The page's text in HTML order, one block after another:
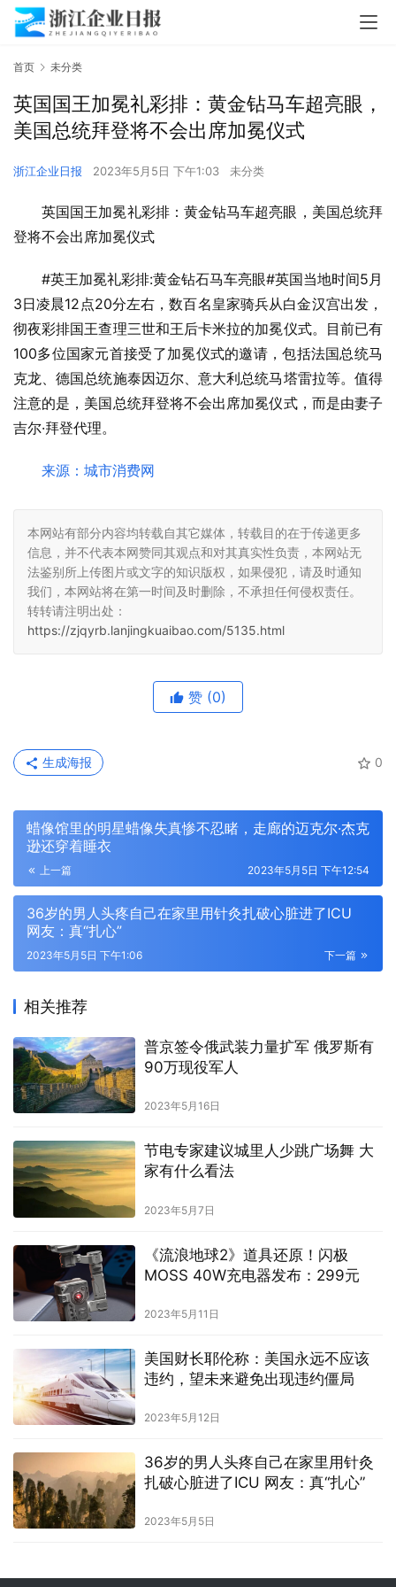
首页 未分类
英国国王加冕礼彩排：黄金钻马车超亮眼，
美国总统拜登将不会出席加冕仪式
浙江企业日报 2023年5月5日 下午1:03 未分类
英国国王加冕礼彩排：黄金钻马车超亮眼，美国总统拜
登将不会出席加冕仪式
#英王加冕礼彩排:黄金钻石马车亮眼#英国当地时间5月
3日凌晨12点20分左右，数百名皇家骑兵从白金汉宫出发，
彻夜彩排国王查理三世和王后卡米拉的加冕仪式。目前已有
100多位国家元首接受了加冕仪式的邀请，包括法国总统马
克龙、德国总统施泰因迈尔、意大利总统马塔雷拉等。值得
注意的是，美国总统拜登将不会出席加冕仪式，而是由妻子
吉尔·拜登代理。
来源：城市消费网
本网站有部分内容均转载自其它媒体，转载目的在于传递更多
信息，并不代表本网赞同其观点和对其真实性负责，本网站无
法鉴别所上传图片或文字的知识版权，如果侵犯，请及时通知
我们，本网站将在第一时间及时删除，不承担任何侵权责任。
转转请注明出处：
https://zjqyrb.lanjingkuaibao.com/5135.html
赞 (0)
0
生成海报
蜡像馆里的明星蜡像失真惨不忍睹，走廊的迈克尔·杰克
逊还穿着睡衣
上一篇 2023年5月5日 下午12:54
36岁的男人头疼自己在家里用针灸扎破心脏进了ICU
网友：真“扎心”
下一篇
2023年5月5日 下午1:06
相关推荐
普京签令俄武装力量扩军 俄罗斯有
90万现役军人
2023年5月16日
节电专家建议城里人少跳广场舞 大
家有什么看法
2023年5月7日
《流浪地球2》道具还原！闪极
MOSS 40W充电器发布：299元
2023年5月11日
美国财长耶伦称：美国永远不应该
违约，望未来避免出现违约僵局
2023年5月12日
36岁的男人头疼自己在家里用针灸
扎破心脏进了ICU 网友：真“扎心”
2023年5月5日